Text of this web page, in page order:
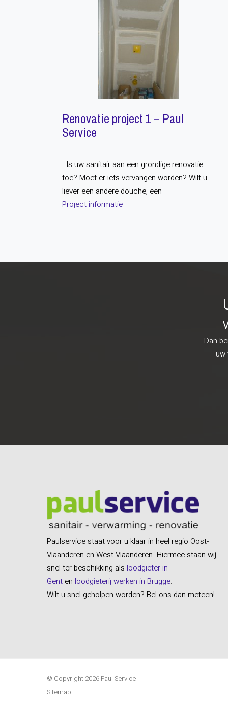
Renovatie project 1 – Paul
Service
-
Is uw sanitair aan een grondige renovatie
toe? Moet er iets vervangen worden? Wilt u
liever een andere douche, een
Project informatie
Dan
uw
Paulservice staat voor u klaar in heel regio Oost-
Vlaanderen en West-Vlaanderen. Hiermee staan wij
snel ter beschikking als loodgieter in
Gent en loodgieterij werken in Brugge.
Wilt u snel geholpen worden? Bel ons dan meteen!
© Copyright 2026 Paul Service
Sitemap